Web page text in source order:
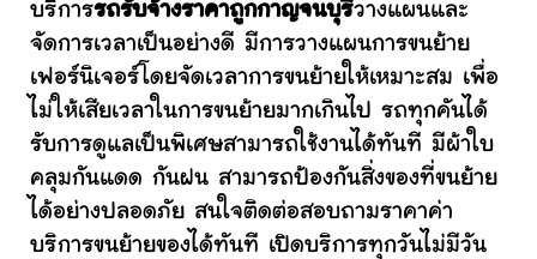
บริการรถรับจ้างราคาถูกกาญจนบุรีวางแผนและ
จัดการเวลาเป็นอย่างดี มีการวางแผนการขนย้าย
เฟอร์นิเจอร์โดยจัดเวลาการขนย้ายให้เหมาะสม เพื่อ
ไม่ให้เสียเวลาในการขนย้ายมากเกินไป รถทุกคันได้
รับการดูแลเป็นพิเศษสามารถใช้งานได้ทันที มีผ้าใบ
คลุมกันแดด กันฝน สามารถป้องกันสิ่งของที่ขนย้าย
ได้อย่างปลอดภัย สนใจติดต่อสอบถามราคาค่า
บริการขนย้ายของได้ทันที เปิดบริการทุกวันไม่มีวัน